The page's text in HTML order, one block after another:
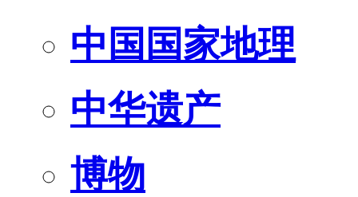
中国国家地理
中华遗产
博物